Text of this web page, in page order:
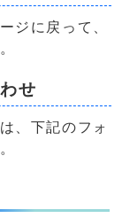
ジに戻って、
せ
、下記のフォ